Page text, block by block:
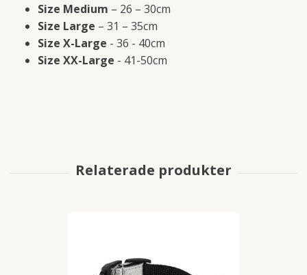
Size Medium – 26 – 30cm
Size Large – 31 – 35cm
Size X-Large - 36 - 40cm
Size XX-Large - 41-50cm